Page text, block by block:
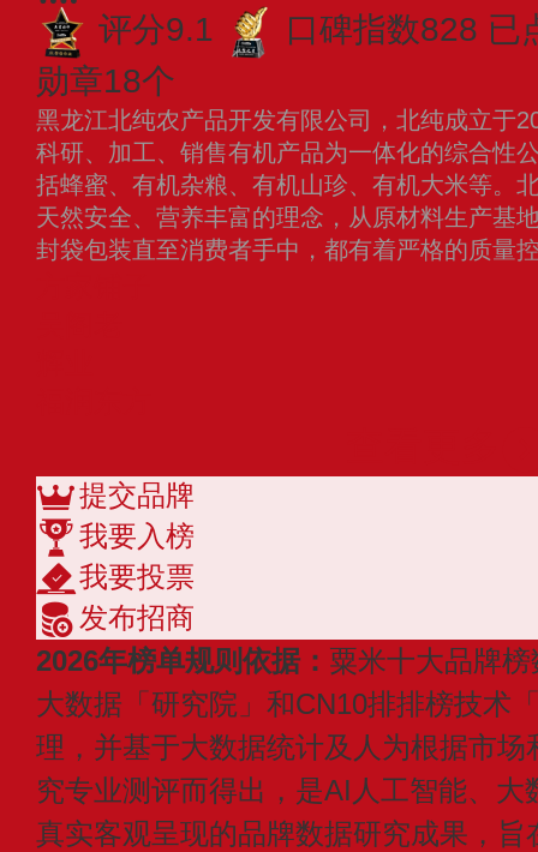
评分9.1
口碑指数828 已
勋章18个
黑龙江北纯农产品开发有限公司，北纯成立于
科研、加工、销售有机产品为一体化的综合性
括蜂蜜、有机杂粮、有机山珍、有机大米等。
天然安全、营养丰富的理念，从原材料生产基
封袋包装直至消费者手中，都有着严格的质量
提交品牌
我要入榜
我要投票
发布招商
2026年榜单规则依据： 粟米十大品牌
大数据「研究院」和CN10排排榜技术
理，并基于大数据统计及人为根据市
究专业测评而得出，是AI人工智能、
真实客观呈现的品牌数据研究成果，